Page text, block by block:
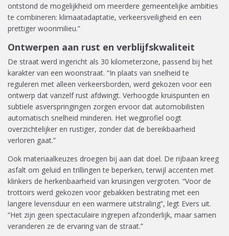
ontstond de mogelijkheid om meerdere gemeentelijke ambities
te combineren: klimaatadaptatie, verkeersveiligheid en een
prettiger woonmilieu.”
Ontwerpen aan rust en verblijfskwaliteit
De straat werd ingericht als 30 kilometerzone, passend bij het
karakter van een woonstraat. “In plaats van snelheid te
reguleren met alleen verkeersborden, werd gekozen voor een
ontwerp dat vanzelf rust afdwingt. Verhoogde kruispunten en
subtiele asverspringingen zorgen ervoor dat automobilisten
automatisch snelheid minderen. Het wegprofiel oogt
overzichtelijker en rustiger, zonder dat de bereikbaarheid
verloren gaat.”
Ook materiaalkeuzes droegen bij aan dat doel. De rijbaan kreeg
asfalt om geluid en trillingen te beperken, terwijl accenten met
klinkers de herkenbaarheid van kruisingen vergroten. “Voor de
trottoirs werd gekozen voor gebakken bestrating met een
langere levensduur en een warmere uitstraling”, legt Evers uit.
“Het zijn geen spectaculaire ingrepen afzonderlijk, maar samen
veranderen ze de ervaring van de straat.”